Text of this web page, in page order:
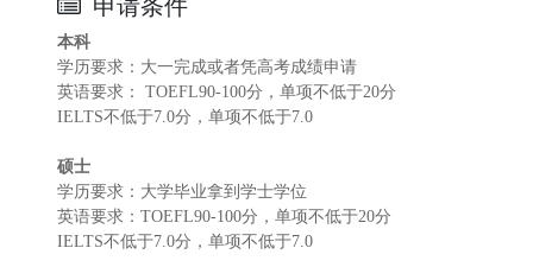
申请条件
本科
学历要求：大一完成或者凭高考成绩申请
英语要求： TOEFL90-100分，单项不低于20分
IELTS不低于7.0分，单项不低于7.0
硕士
学历要求：大学毕业拿到学士学位
英语要求：TOEFL90-100分，单项不低于20分
IELTS不低于7.0分，单项不低于7.0